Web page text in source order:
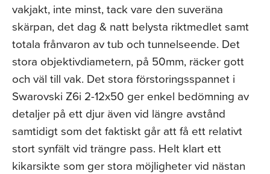
vakjakt, inte minst, tack vare den suveräna
skärpan, det dag & natt belysta riktmedlet samt
totala frånvaron av tub och tunnelseende. Det
stora objektivdiametern, på 50mm, räcker gott
och väl till vak. Det stora förstoringsspannet i
Swarovski Z6i 2-12x50 ger enkel bedömning av
detaljer på ett djur även vid längre avstånd
samtidigt som det faktiskt går att få ett relativt
stort synfält vid trängre pass. Helt klart ett
kikarsikte som ger stora möjligheter vid nästan